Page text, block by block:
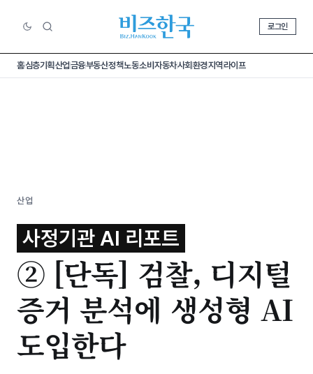
로그인
홈심층기획산업금융부동산정책노동소비 자동차사회환경지역라이프
산업
사정기관 AI 리포트
② [단독] 검찰, 디지털
증거 분석에 생성형 AI
도입한다